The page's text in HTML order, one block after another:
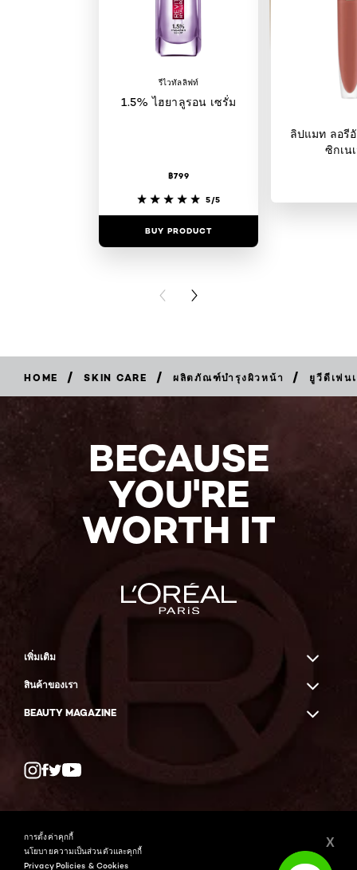
X
รีไวทัลลิฟท์
1.5% ไฮยาลูรอน เซรั่ม
฿799
5/5
BUY PRODUCT
ลิปแมท ลอรี
ซิกเน
PREVIOUS CARD
NEXT CARD
HOME / SKIN CARE / ผลิตภัณฑ์บำรุงผิวหน้า / ยูวีดีเฟน
NOW
BECAUSE
YOU'RE
WORTH IT
เพิ่มเติม
สินค้าของเรา
BEAUTY MAGAZINE
การตั้งค่าคุกกี้
นโยบายความเป็นส่วนตัวและคุกกี้
Privacy Policies & Cookies